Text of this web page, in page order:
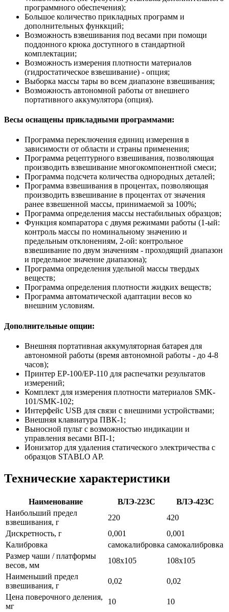
программного обеспечения);
Большое количество прикладных программ и
дополнительных функкций;
Возможность взвешивания под весами при помощи
поддонного крюка доступного в стандартной
комплектации;
Возможность измерения плотности материалов
(гидростатическое взвешивание) - опция;
Выборка массы тары во всем диапазоне взвешивания;
Возможность автономной работы от внешнего
портативного аккумулятора (опция).
Весы оснащены прикладными программами:
Программа переключения единиц измерения в
зависимости от области и страны применения;
Программа рецептурного взвешивания, позволяющая
производить взвешивание многокомпонентной смеси;
Программа подсчета количества однородных деталей;
Программа взвешивания в процентах, позволяющая
производить взвешивание в процентах от значения
ранее взвешенной массы, принимаемой за 100%;
Программа определения массы нестабильных образцов;
Функция компаратора с двумя режимами работы (1-ый:
контроль массы по номинальному значению и
предельным отклонениям, 2-ой: контрольное
взвешивание по двум значениям - проходящий диапазон
и предельное значение диапазона);
Программа определения удельной массы твердых
веществ;
Программа определения плотности жидких веществ;
Программа автоматической адаптации весов ко
внешним условиям.
Дополнительные опции:
Внешняя портативная аккумуляторная батарея для
автономной работы (время автономной работы - до 4-8
часов);
Принтер ЕР-100/ЕР-110 для распечатки результатов
измерений;
Комплект для измерения плотности материалов SMK-
101/SMK-102;
Интерфейс USB для связи с внешними устройствами;
Внешняя клавиатура ПВК-1;
Выносной пульт с возможностью индикации и
управления весами ВП-1;
Ионизатор для удаления статического электричества с
образцов STABLO AP.
Техническиe характеристики
Наименование ВЛЭ-223С
ВЛЭ-423С
Наибольший предел
взвешивания, г
220
420
Дискретность, г
0,001
0,001
Калибровка
самокалибровка самокалибровка
Размер чаши / платформы
весов, мм
108х105
108х105
Наименьший предел
взвешивания, г
0,02
0,02
Цена поверочного деления,
мг
10 10